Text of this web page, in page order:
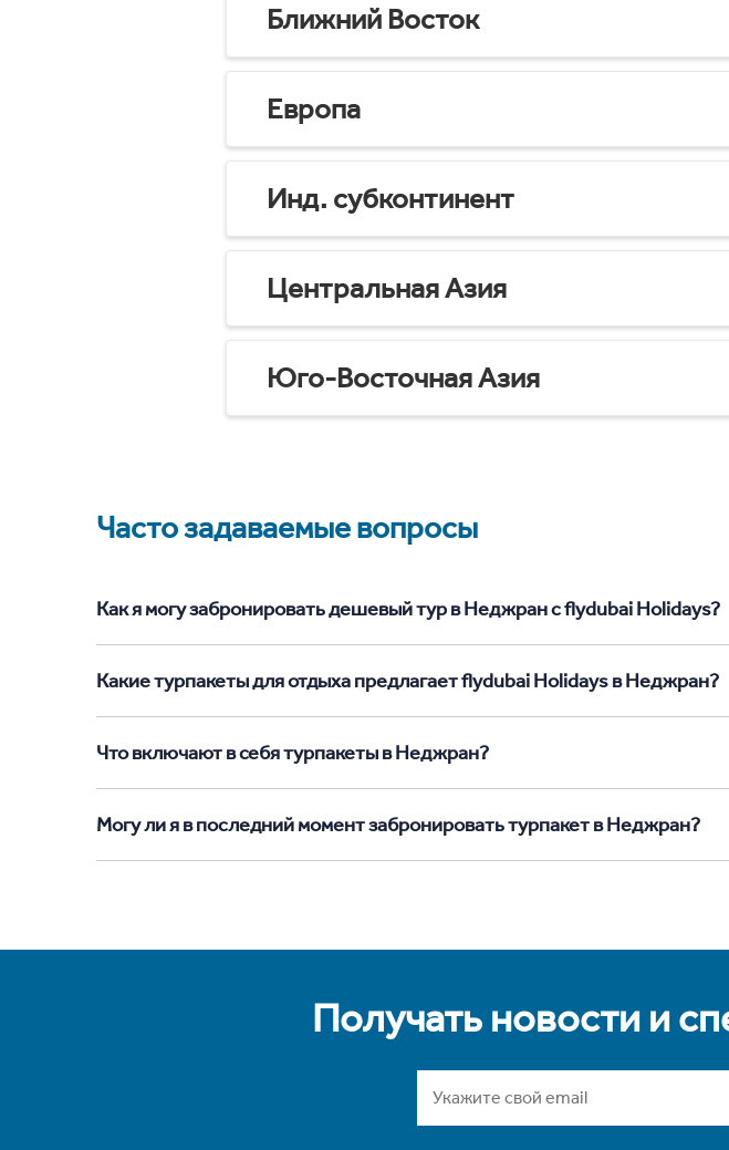
Ближний Восток
Европа
Инд. субконтинент
Центральная Азия
Юго-Восточная Азия
Часто задаваемые вопросы
Как я могу забронировать дешевый тур в Неджран с flydubai Holidays?
Какие турпакеты для отдыха предлагает flydubai Holidays в Неджран?
Что включают в себя турпакеты в Неджран?
Могу ли я в последний момент забронировать турпакет в Неджран?
Получать новости и